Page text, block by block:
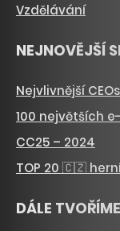
Vzdělávání
NEJNOVĚJŠÍ
Nejvlivnější
100 největších
CC25 – 2024
TOP 20 🇨🇿
DÁLE TVOŘÍME